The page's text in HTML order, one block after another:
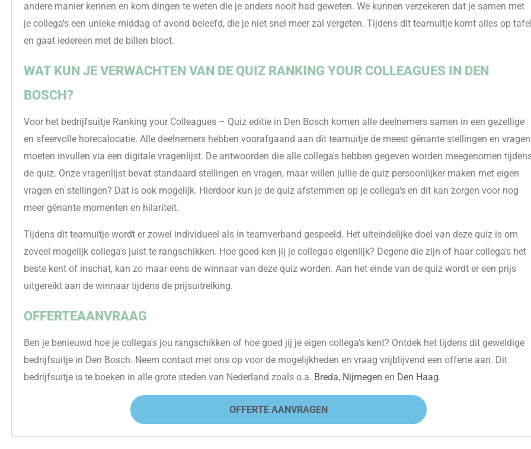
andere manier kennen en kom dingen te weten die je anders nooit had geweten. We kunnen verzekeren dat je samen met
je collega's een unieke middag of avond beleefd, die je niet snel meer zal vergeten. Tijdens dit teamuitje komt alles op tafel
en gaat iedereen met de billen bloot.
WAT KUN JE VERWACHTEN VAN DE QUIZ RANKING YOUR COLLEAGUES IN DEN
BOSCH?
Voor het bedrijfsuitje Ranking your Colleagues – Quiz editie in Den Bosch komen alle deelnemers samen in een gezellige
en sfeervolle horecalocatie. Alle deelnemers hebben voorafgaand aan dit teamuitje de meest gênante stellingen en vragen
moeten invullen via een digitale vragenlijst. De antwoorden die alle collega's hebben gegeven worden meegenomen
de quiz. Onze vragenlijst bevat standaard stellingen en vragen, maar willen jullie de quiz persoonlijker maken met eigen
vragen en stellingen? Dat is ook mogelijk. Hierdoor kun je de quiz afstemmen op je collega's en dit kan zorgen voor nog
meer gênante momenten en hilariteit.
Tijdens dit teamuitje wordt er zowel individueel als in teamverband gespeeld. Het uiteindelijke doel van deze quiz is om
zoveel mogelijk collega's juist te rangschikken. Hoe goed ken jij je collega's eigenlijk? Degene die zijn of haar collega's het
beste kent of inschat, kan zo maar eens de winnaar van deze quiz worden. Aan het einde van de quiz wordt er een prijs
uitgereikt aan de winnaar tijdens de prijsuitreiking.
OFFERTEAANVRAAG
Ben je benieuwd hoe je collega's jou rangschikken of hoe goed jij je eigen collega's kent? Ontdek het tijdens dit geweldige
bedrijfsuitje in Den Bosch. Neem contact met ons op voor de mogelijkheden en vraag vrijblijvend een offerte aan. Dit
bedrijfsuitje is te boeken in alle grote steden van Nederland zoals o.a. Breda, Nijmegen en Den Haag.
OFFERTE AANVRAGEN